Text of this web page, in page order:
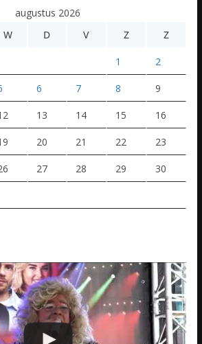
augustus 2026
W D V Z Z
1 2
6 7 8 9
13 14 15 16
20 21 22 23
27 28 29 30